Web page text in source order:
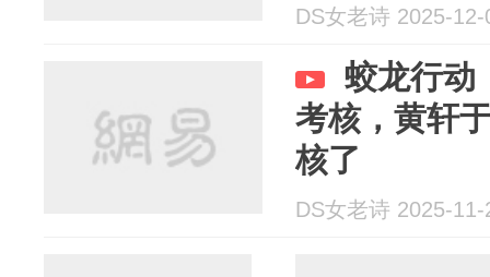
DS女老诗 2025-12-
蛟龙行动
考核，黄轩
核了
DS女老诗 2025-11-